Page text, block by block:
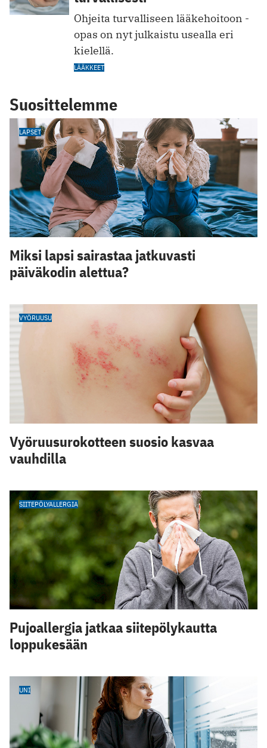
Ohjeita turvalliseen lääkehoitoon -
opas on nyt julkaistu usealla eri
kielellä.
LÄÄKKEET
Suosittelemme
LAPSET
Miksi lapsi sairastaa jatkuvasti
päiväkodin alettua?
VYÖRUUSU
Vyöruusurokotteen suosio kasvaa
vauhdilla
SIITEPÖLYALLERGIA
Pujoallergia jatkaa siitepölykautta
loppukesään
UNI